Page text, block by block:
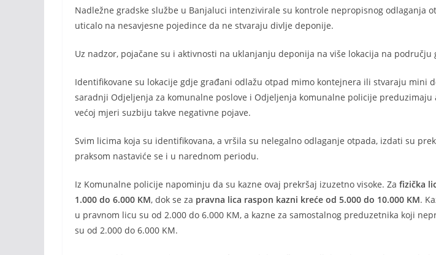
Nadležne gradske službe u Banjaluci intenzivirale su kontrole nepropisnog odlaganja
uticalo na nesavjesne pojedince da ne stvaraju divlje deponije.
Uz nadzor, pojačane su i aktivnosti na uklanjanju deponija na više lokacija na području
Identifikovane su lokacije gdje građani odlažu otpad mimo kontejnera ili stvaraju mini
saradnji Odjeljenja za komunalne poslove i Odjeljenja komunalne policije preduzimaju
većoj mjeri suzbiju takve negativne pojave.
Svim licima koja su identifikovana, a vršila su nelegalno odlaganje otpada, izdati su
praksom nastaviće se i u narednom periodu.
Iz Komunalne policije napominju da su kazne ovaj prekršaj izuzetno visoke. Za fizička
1.000 do 6.000 KM, dok se za pravna lica raspon kazni kreće od 5.000 do 10.000 KM.
u pravnom licu su od 2.000 do 6.000 KM, a kazne za samostalnog preduzetnika koji
su od 2.000 do 6.000 KM.